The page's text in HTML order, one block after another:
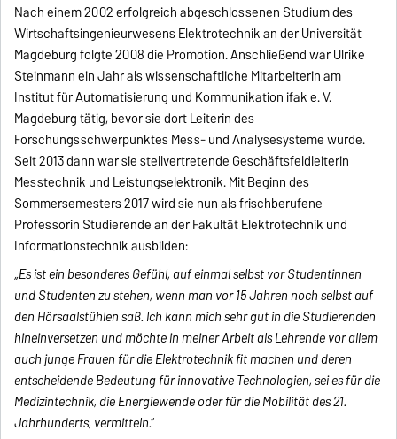
Nach einem 2002 erfolgreich abgeschlossenen Studium des
Wirtschaftsingenieurwesens Elektrotechnik an der Universität
Magdeburg folgte 2008 die Promotion. Anschließend war Ulrike
Steinmann ein Jahr als wissenschaftliche Mitarbeiterin am
Institut für Automatisierung und Kommunikation ifak e. V.
Magdeburg tätig, bevor sie dort Leiterin des
Forschungsschwerpunktes Mess- und Analysesysteme wurde.
Seit 2013 dann war sie stellvertretende Geschäftsfeldleiterin
Messtechnik und Leistungselektronik. Mit Beginn des
Sommersemesters 2017 wird sie nun als frischberufene
Professorin Studierende an der Fakultät Elektrotechnik und
Informationstechnik ausbilden:
„Es ist ein besonderes Gefühl, auf einmal selbst vor Studentinnen
und Studenten zu stehen, wenn man vor 15 Jahren noch selbst auf
den Hörsaalstühlen saß. Ich kann mich sehr gut in die Studierenden
hineinversetzen und möchte in meiner Arbeit als Lehrende vor allem
auch junge Frauen für die Elektrotechnik fit machen und deren
entscheidende Bedeutung für innovative Technologien, sei es für die
Medizintechnik, die Energiewende oder für die Mobilität des 21.
Jahrhunderts, vermitteln.“